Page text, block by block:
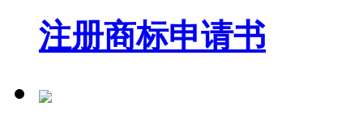
注册商标申请书